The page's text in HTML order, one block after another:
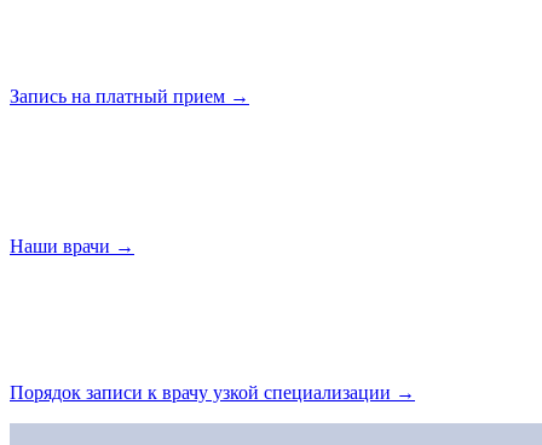
Запись на платный прием →
Наши врачи →
Порядок записи к врачу узкой специализации →